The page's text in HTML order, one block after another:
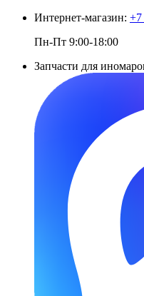
Интернет-магазин: +7
Пн-Пт 9:00-18:00
Запчасти для